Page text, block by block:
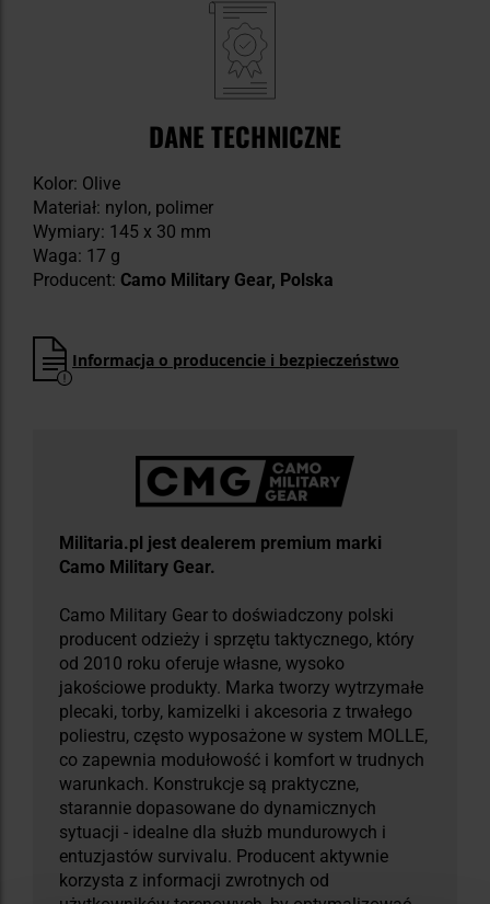
DANE TECHNICZNE
Kolor: Olive
Materiał: nylon, polimer
Wymiary: 145 x 30 mm
Waga: 17 g
Producent: Camo Military Gear, Polska
Informacja o producencie i bezpieczeństwo
Militaria.pl jest dealerem premium marki
Camo Military Gear.
Camo Military Gear to doświadczony polski
producent odzieży i sprzętu taktycznego, który
od 2010 roku oferuje własne, wysoko
jakościowe produkty. Marka tworzy wytrzymałe
plecaki, torby, kamizelki i akcesoria z trwałego
poliestru, często wyposażone w system MOLLE,
co zapewnia modułowość i komfort w trudnych
warunkach. Konstrukcje są praktyczne,
starannie dopasowane do dynamicznych
sytuacji - idealne dla służb mundurowych i
entuzjastów survivalu. Producent aktywnie
korzysta z informacji zwrotnych od